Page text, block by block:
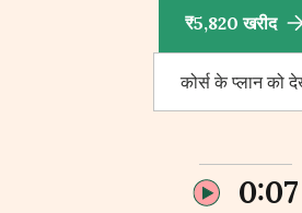
₹5,820 खरीद
कोर्स के प्लान को
0:07